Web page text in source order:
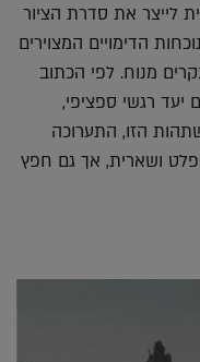
לייצר את סדרת הציור
הדימויים המצוירים
מנוח. לפי הכתוב
יעד רגשי ספציפי,
הזו, התערוכה
פלט ושארית, אך גם חפץ